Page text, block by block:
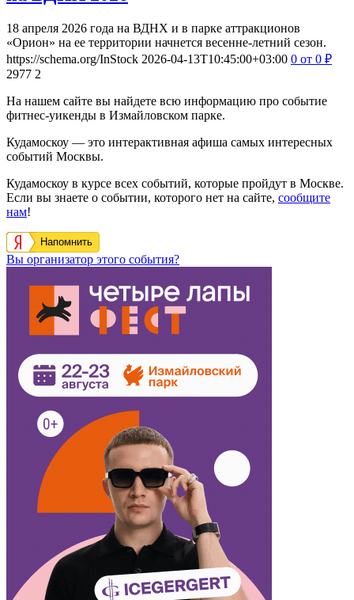
18 апреля 2026 года на ВДНХ и в парке аттракционов
«Орион» на ее территории начнется весенне-летний сезон.
https://schema.org/InStock 2026-04-13T10:45:00+03:00 0 от 0 ₽
2977 2
На нашем сайте вы найдете всю информацию про событие
фитнес-уикенды в Измайловском парке.
Кудамоскоу — это интерактивная афиша самых интересных
событий Москвы.
Кудамоскоу в курсе всех событий, которые пройдут в Москве.
Если вы знаете о событии, которого нет на сайте, сообщите
нам!
Напомнить
Вы организатор этого события?